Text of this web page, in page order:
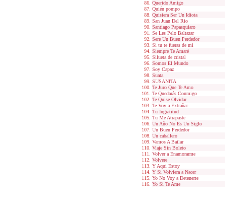
Querido Amigo
Quién pompo
Quisiera Ser Un Idiota
San Juan Del Rio
Santiago Papasquiaro
Se Les Pelo Baltazar
Sere Un Buen Perdedor
Si tu te fueras de mi
Siempre Te Amaré
Silueta de cristal
Somos El Mundo
Soy Capaz
Suata
SUSANITA
Te Juro Que Te Amo
Te Quedarás Conmigo
Te Quise Olvidar
Te Voy a Extrañar
Tu Ingratitud
Tu Me Atrapaste
Un Año No Es Un Siglo
Un Buen Perdedor
Un caballero
Vamos A Bailar
Viaje Sin Boleto
Volver a Enamorarme
Volvere
Y Aqui Estoy
Y Si Volviera a Nacer
Yo No Voy a Detenerte
Yo Si Te Ame